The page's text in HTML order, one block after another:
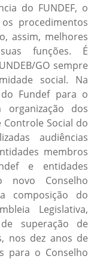
do FUNDEF, o
procedimentos
assim, melhores
funções. É
GO sempre
social. Na
Fundef para o
dos
Social do
audiências
membros
e entidades
novo Conselho
composição do
Legislativa,
superação de
nos dez anos de
para o Conselho